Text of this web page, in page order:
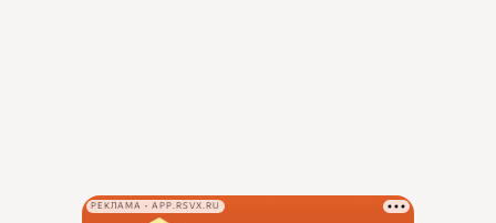
РЕКЛАМА • APP.RSVX.RU